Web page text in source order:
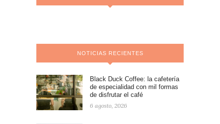
NOTICIAS RECIENTES
Black Duck Coffee: la cafetería
de especialidad con mil formas
de disfrutar el café
6 agosto, 2026